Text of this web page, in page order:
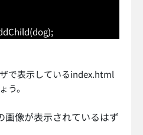
で表示しているindex.html
う。
画像が表示されているはず